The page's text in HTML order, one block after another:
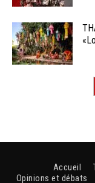
Accueil
Opinions et débats